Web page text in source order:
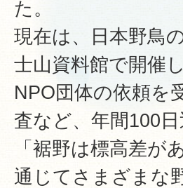
た。
現在は、日本野鳥
士山資料館で開催
NPO団体の依頼を
査など、年間100
「裾野は標高差が
通じてさまざまな